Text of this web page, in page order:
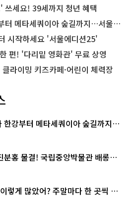
쓰세요! 39세까지 청년 혜택
세쿼이아 숲길까지…서울둘레길 15코스
시작하세요 '서울에디션25'
편! '다리밑 영화관' 무료 상영
라이밍 키즈카페·어린이 체력장
한강부터 메타세쿼이아 숲길까지…
분홍 물결! 국립중앙박물관 배롱나
렇게 많았어? 주말마다 한 곳씩 떠